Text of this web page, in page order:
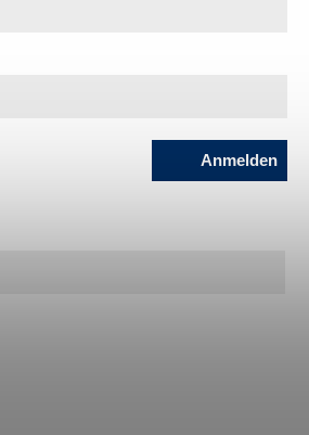
Anmelden